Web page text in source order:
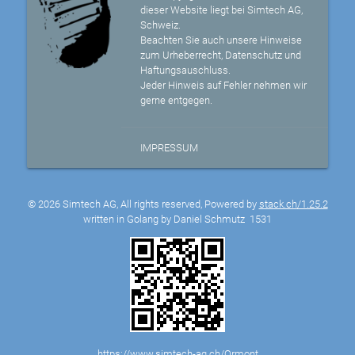
dieser Website liegt bei Simtech AG,
Schweiz.
Beachten Sie auch unsere Hinweise
zum Urheberrecht, Datenschutz und
Haftungsauschluss.
Jeder Hinweis auf Fehler nehmen wir
gerne entgegen.
IMPRESSUM
© 2026 Simtech AG, All rights reserved, Powered by stack.ch/1.25.2
written in Golang by Daniel Schmutz 1531